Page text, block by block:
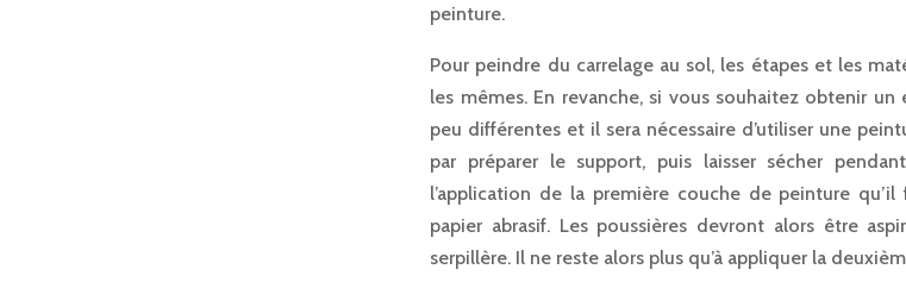
peinture.
Pour peindre du carrelage au sol, les étapes et les
les mêmes. En revanche, si vous souhaitez obtenir
peu différentes et il sera nécessaire d’utiliser une
par préparer le support, puis laisser sécher
l’application de la première couche de peinture
papier abrasif. Les poussières devront alors être
serpillère. Il ne reste alors plus qu’à appliquer la